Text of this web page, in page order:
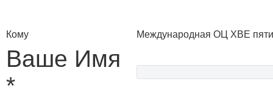
Кому Международная ОЦ ХВЕ
Ваше Имя
*